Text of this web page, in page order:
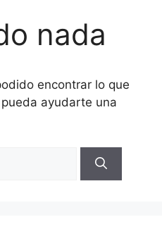
nada
encontrar lo que
ayudarte una